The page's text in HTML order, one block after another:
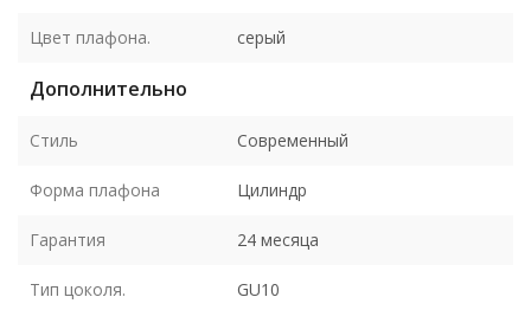
Цвет плафона. серый
Дополнительно
Стиль Современный
Форма плафона Цилиндр
Гарантия 24 месяца
Тип цоколя. GU10